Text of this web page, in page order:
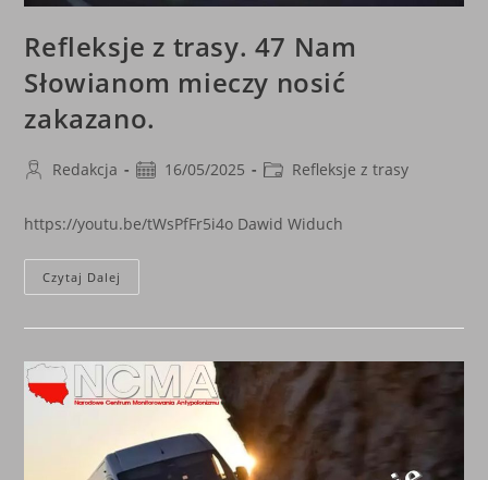
Refleksje z trasy. 47 Nam
Słowianom mieczy nosić
zakazano.
PostRedakcja
Post16/05/2025
PostRefleksje z trasy
https://youtu.be/tWsPfFr5i4o Dawid Widuch
Czytaj Dalej
Z
47
Mieczy
Nosić
Zakazano.